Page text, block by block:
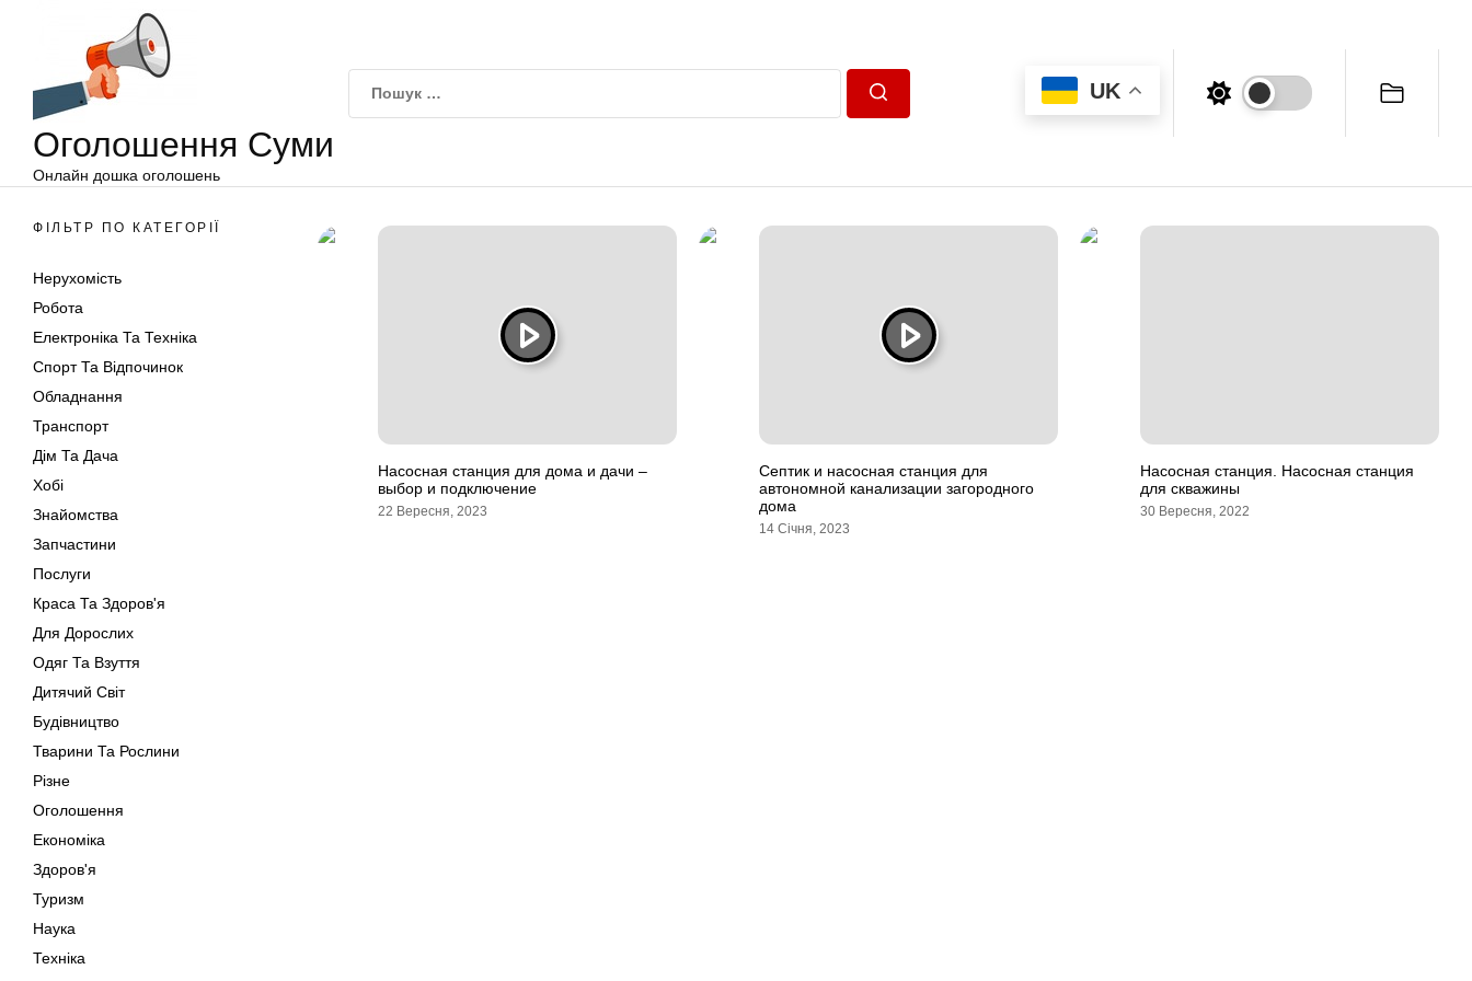
Оголошення Суми
Онлайн дошка оголошень
UK
ФІЛЬТР ПО КАТЕГОРІЇ
Нерухомість
Робота
Електроніка Та Техніка
Спорт Та Відпочинок
Обладнання
Транспорт
Дім Та Дача
Хобі
Знайомства
Запчастини
Послуги
Краса Та Здоров'я
Для Дорослих
Одяг Та Взуття
Дитячий Світ
Будівництво
Тварини Та Рослини
Різне
Оголошення
Економіка
Здоров'я
Туризм
Наука
Техніка
Насосная станция для дома и дачи –
выбор и подключение
22 Вересня, 2023
Септик и насосная станция для
автономной канализации загородного
дома
14 Січня, 2023
Насосная станция. Насосная станция
для скважины
30 Вересня, 2022